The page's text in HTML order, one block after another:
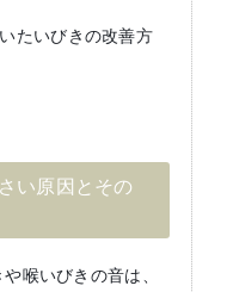
たいびきの改善方
い原因とその
喉いびきの音は、